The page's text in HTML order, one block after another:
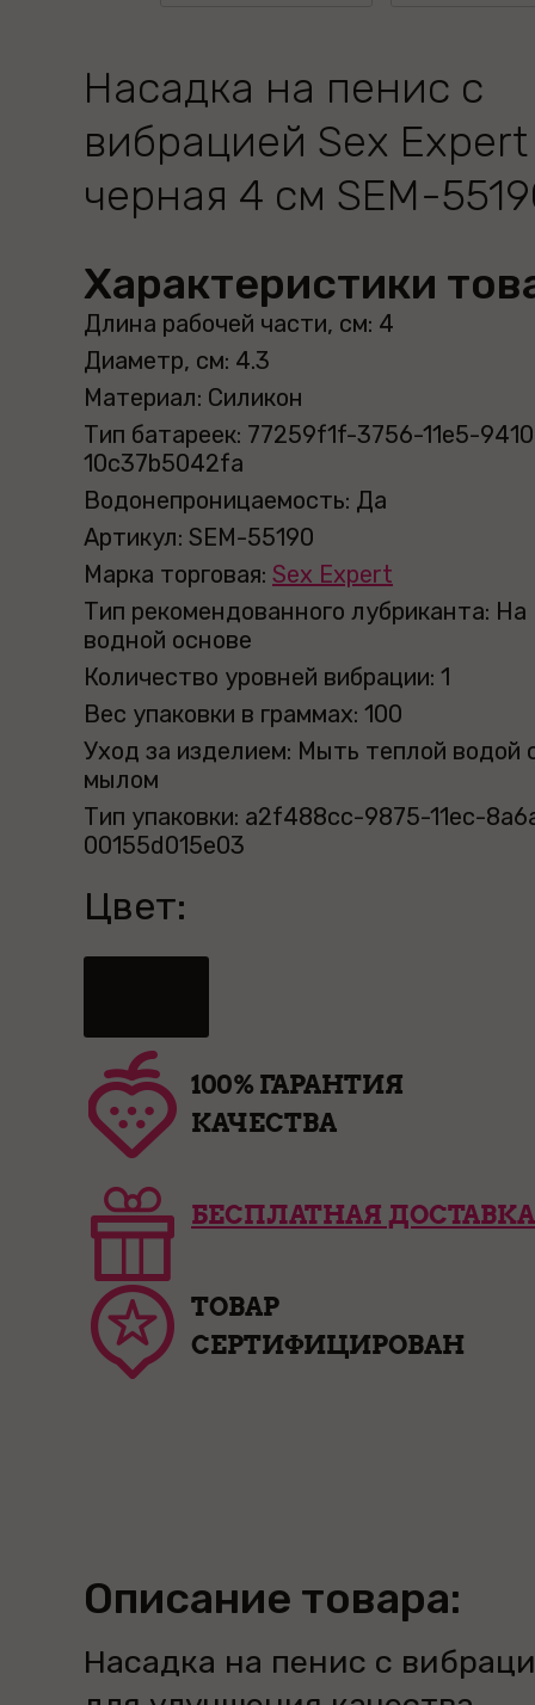
Насадка на пенис с
вибрацией Sex Expert
черная 4 см SEM-
Характеристики
Длина рабочей части, см: 4
Диаметр, см: 4.3
Материал: Силикон
Тип батареек: 77259f1f-3756-11e5-
10c37b5042fa
Водонепроницаемость: Да
Артикул: SEM-55190
Марка торговая: Sex Expert
Тип рекомендованного лубриканта: На
водной основе
Количество уровней вибрации: 1
Вес упаковки в граммах: 100
Уход за изделием: Мыть теплой водой
мылом
Тип упаковки: a2f488cc-9875-11ec-
00155d015e03
Цвет:
100% ГАРАНТИЯ
КАЧЕСТВА
БЕСПЛАТНАЯ ДОСТАВКА
ТОВАР
СЕРТИФИЦИРОВАН
Описание товара:
Насадка на пенис с